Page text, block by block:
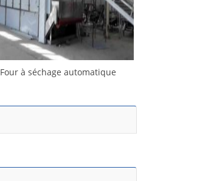
Four à séchage automatique